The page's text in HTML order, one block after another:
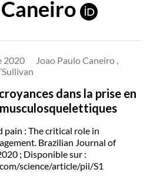
2020
Joao Paulo Caneiro ,
dans la prise en
pain : The critical role in
Brazilian Journal of
; Disponible sur :
science/article/pii/S1